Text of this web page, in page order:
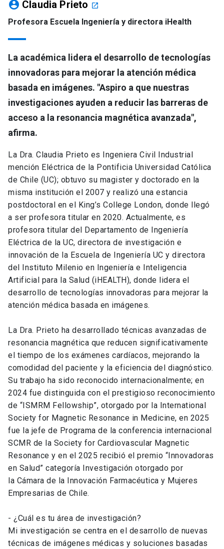
account_circle Claudia Prieto launch
Profesora Escuela Ingeniería y directora iHealth
La académica lidera el desarrollo de tecnologías
innovadoras para mejorar la atención médica
basada en imágenes. "Aspiro a que nuestras
investigaciones ayuden a reducir las barreras de
acceso a la resonancia magnética avanzada",
afirma.
La Dra. Claudia Prieto es Ingeniera Civil Industrial
mención Eléctrica de la Pontificia Universidad Católica
de Chile (UC); obtuvo su magister y doctorado en la
misma institución el 2007 y realizó una estancia
postdoctoral en el King’s College London, donde llegó
a ser profesora titular en 2020. Actualmente, es
profesora titular del Departamento de Ingeniería
Eléctrica de la UC, directora de investigación e
innovación de la Escuela de Ingeniería UC y directora
del Instituto Milenio en Ingeniería e Inteligencia
Artificial para la Salud (iHEALTH), donde lidera el
desarrollo de tecnologías innovadoras para mejorar la
atención médica basada en imágenes.
La Dra. Prieto ha desarrollado técnicas avanzadas de
resonancia magnética que reducen significativamente
el tiempo de los exámenes cardíacos, mejorando la
comodidad del paciente y la eficiencia del diagnóstico.
Su trabajo ha sido reconocido internacionalmente; en
2024 fue distinguida con el prestigioso reconocimiento
de “ISMRM Fellowship”, otorgado por la International
Society for Magnetic Resonance in Medicine, en 2025
fue la jefe de Programa de la conferencia internacional
SCMR de la Society for Cardiovascular Magnetic
Resonance y en el 2025 recibió el premio “Innovadoras
en Salud” categoría Investigación otorgado por
la Cámara de la Innovación Farmacéutica y Mujeres
Empresarias de Chile.
- ¿Cuál es tu área de investigación?
Mi investigación se centra en el desarrollo de nuevas
técnicas de imágenes médicas y soluciones basadas